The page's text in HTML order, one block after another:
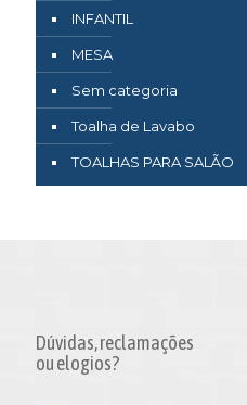
INFANTIL
MESA
Sem categoria
Toalha de Lavabo
TOALHAS PARA SALÃO
Dúvidas, reclamações
ou elogios?